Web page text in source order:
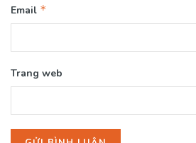
Email *
Trang web